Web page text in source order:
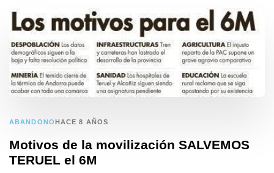
ABANDONO HACE 8 AÑOS
Motivos de la movilización SALVEMOS
TERUEL el 6M